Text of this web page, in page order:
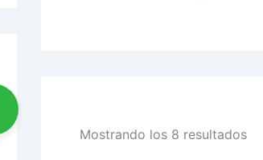
Mostrando los 8 resultados